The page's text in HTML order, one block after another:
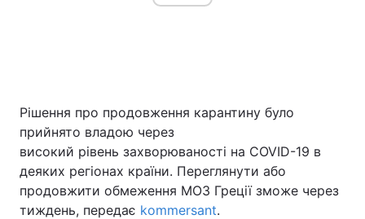
Рішення про продовження карантину було
прийнято владою через
високий рівень захворюваності на COVID-19 в
деяких регіонах країни. Переглянути або
продовжити обмеження МОЗ Греції зможе через
тиждень, передає kommersant.